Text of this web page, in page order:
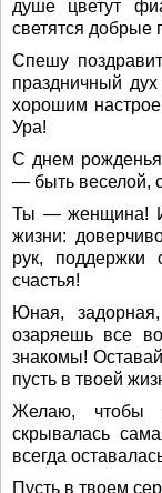
душе цветут
светятся добрые
Спешу
праздничный
хорошим
Ура!
С днем
— быть веселой,
Ты — женщина! И
жизни:
рук, поддержки
счастья!
Юная,
озаряешь все
знакомы!
пусть в твоей
Желаю, чтобы
скрывалась
всегда
Пусть в твоем